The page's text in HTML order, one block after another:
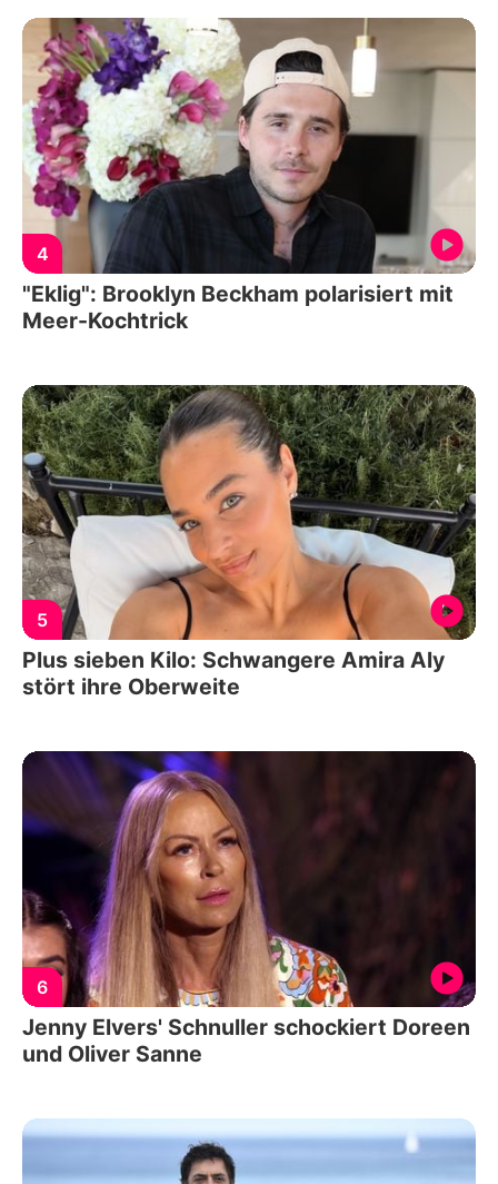
4
"Eklig": Brooklyn Beckham polarisiert mit
Meer-Kochtrick
5
Plus sieben Kilo: Schwangere Amira Aly
stört ihre Oberweite
6
Jenny Elvers' Schnuller schockiert Doreen
und Oliver Sanne